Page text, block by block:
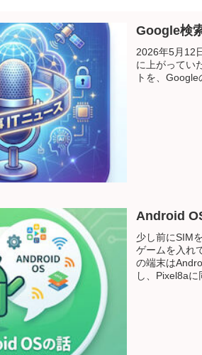
Google検
2026年5月12
に上がってい
トを、
Android
少し前にSIM
ゲームを入れ
の端末は
し、Pixel8a